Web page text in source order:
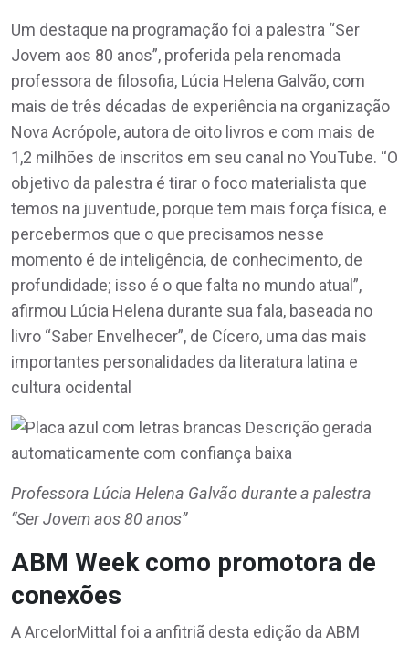
Um destaque na programação foi a palestra “Ser
Jovem aos 80 anos”, proferida pela renomada
professora de filosofia, Lúcia Helena Galvão, com
mais de três décadas de experiência na organização
Nova Acrópole, autora de oito livros e com mais de
1,2 milhões de inscritos em seu canal no YouTube. “O
objetivo da palestra é tirar o foco materialista que
temos na juventude, porque tem mais força física, e
percebermos que o que precisamos nesse
momento é de inteligência, de conhecimento, de
profundidade; isso é o que falta no mundo atual”,
afirmou Lúcia Helena durante sua fala, baseada no
livro “Saber Envelhecer”, de Cícero, uma das mais
importantes personalidades da literatura latina e
cultura ocidental
Professora Lúcia Helena Galvão durante a palestra
“Ser Jovem aos 80 anos”
ABM Week como promotora de
conexões
A ArcelorMittal foi a anfitriã desta edição da ABM